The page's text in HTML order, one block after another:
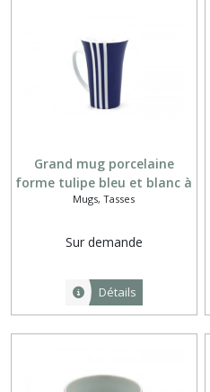
Grand mug porcelaine
forme tulipe bleu et blanc à
rayures verticales blanches
Mugs, Tasses
Sur demande
Détails
Assiettes
(6)
Coquetiers